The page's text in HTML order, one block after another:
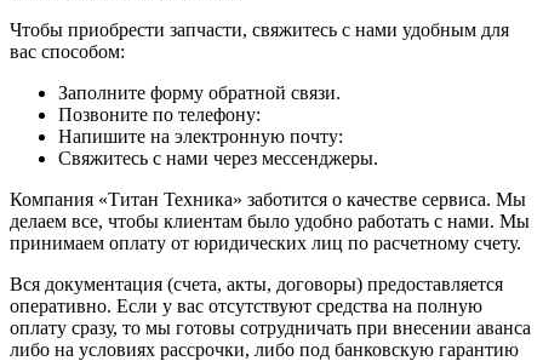
Чтобы приобрести запчасти, свяжитесь с нами удобным для
вас способом:
Заполните форму обратной связи.
Позвоните по телефону:
Напишите на электронную почту:
Свяжитесь с нами через мессенджеры.
Компания «Титан Техника» заботится о качестве сервиса. Мы
делаем все, чтобы клиентам было удобно работать с нами. Мы
принимаем оплату от юридических лиц по расчетному счету.
Вся документация (счета, акты, договоры) предоставляется
оперативно. Если у вас отсутствуют средства на полную
оплату сразу, то мы готовы сотрудничать при внесении аванса
либо на условиях рассрочки, либо под банковскую гарантию